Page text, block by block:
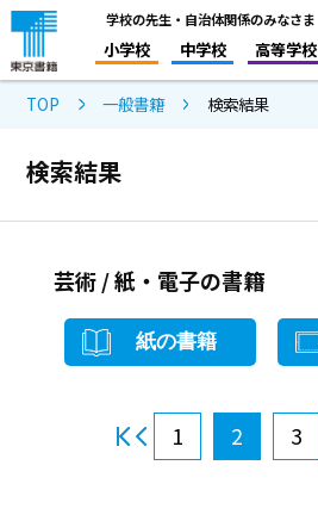
学校の先生・自治体関係のみなさま
小学校 中学校 高等学校
TOP 一般書籍 検索結果
検索結果
芸術 / 紙・電子の書籍
紙の書籍
1 2 3